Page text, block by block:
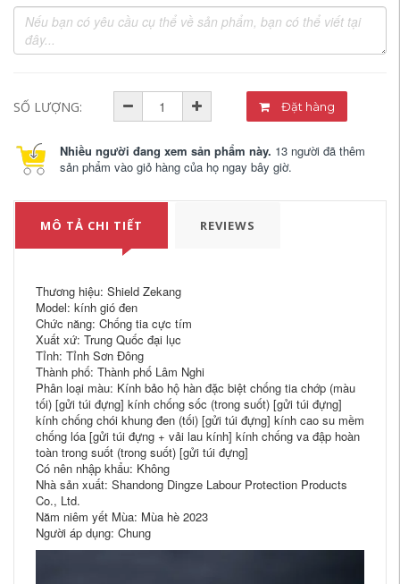
SỐ LƯỢNG: Đặt hàng
Nhiều người đang xem sản phẩm này. 13 người đã thêm
sản phẩm vào giỏ hàng của họ ngay bây giờ.
MÔ TẢ CHI TIẾT REVIEWS
Thương hiệu: Shield Zekang
Model: kính gió đen
Chức năng: Chống tia cực tím
Xuất xứ: Trung Quốc đại lục
Tỉnh: Tỉnh Sơn Đông
Thành phố: Thành phố Lâm Nghi
Phân loại màu: Kính bảo hộ hàn đặc biệt chống tia chớp (màu
tối) [gửi túi đựng] kính chống sốc (trong suốt) [gửi túi đựng]
kính chống chói khung đen (tối) [gửi túi đựng] kính cao su mềm
chống lóa [gửi túi đựng + vải lau kính] kính chống va đập hoàn
toàn trong suốt (trong suốt) [gửi túi đựng]
Có nên nhập khẩu: Không
Nhà sản xuất: Shandong Dingze Labour Protection Products
Co., Ltd.
Năm niêm yết Mùa: Mùa hè 2023
Người áp dụng: Chung